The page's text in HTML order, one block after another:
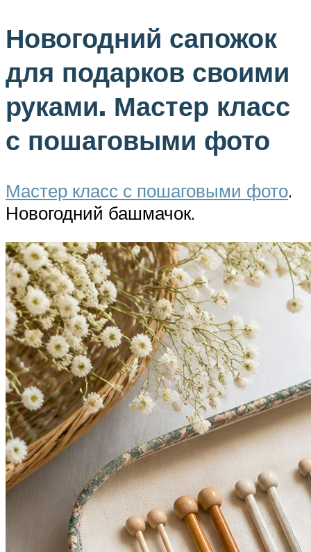
Новогодний сапожок
для подарков своими
руками. Мастер класс
с пошаговыми фото
Мастер класс с пошаговыми фото.
Новогодний башмачок.